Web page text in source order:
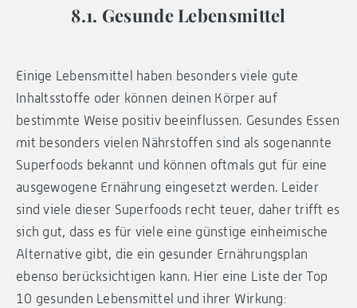
8.1. Gesunde Lebensmittel
Einige Lebensmittel haben besonders viele gute
Inhaltsstoffe oder können deinen Körper auf
bestimmte Weise positiv beeinflussen. Gesundes Essen
mit besonders vielen Nährstoffen sind als sogenannte
Superfoods bekannt und können oftmals gut für eine
ausgewogene Ernährung eingesetzt werden. Leider
sind viele dieser Superfoods recht teuer, daher trifft es
sich gut, dass es für viele eine günstige einheimische
Alternative gibt, die ein gesunder Ernährungsplan
ebenso berücksichtigen kann. Hier eine Liste der Top
10 gesunden Lebensmittel und ihrer Wirkung: